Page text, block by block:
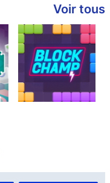
Voir tous